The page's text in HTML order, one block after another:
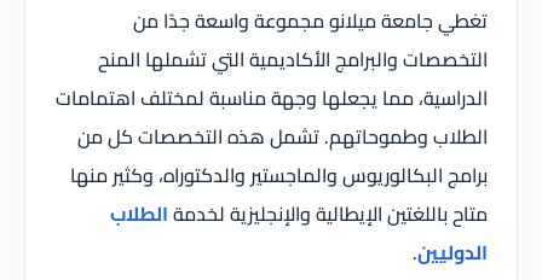
تغطي جامعة ميلانو مجموعة واسعة جدًا من
التخصصات والبرامج الأكاديمية التي تشملها المنح
الدراسية، مما يجعلها وجهة مناسبة لمختلف اهتمامات
الطلاب وطموحاتهم. تشمل هذه التخصصات كل من
برامج البكالوريوس والماجستير والدكتوراه، وكثير منها
متاح باللغتين الإيطالية والإنجليزية لخدمةالطلاب
الدوليين.